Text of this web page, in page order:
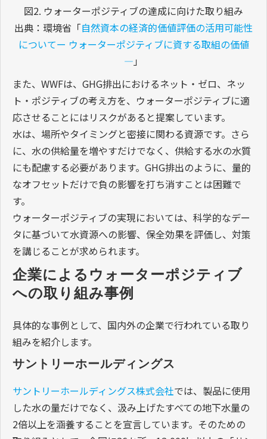
図2. ウォーターポジティブの達成に向けた取り組み
出典：環境省「自然資本の経済的価値評価の活用可能性
についてー ウォーターポジティブに資する取組の価値
― 」
また、WWFは、GHG排出におけるネット・ゼロ、ネッ
ト・ポジティブの考え方を、ウォーターポジティブに適
応させることにはリスクがあると提案しています。
水は、場所やタイミングと密接に関わる資源です。さら
に、水の供給量を増やすだけでなく、供給する水の水質
にも配慮する必要があります。GHG排出のように、量的
なオフセットだけで負の影響を打ち消すことは困難で
す。
ウォーターポジティブの実現においては、科学的なデー
タに基づいて水資源への影響、保全効果を評価し、対策
を講じることが求められます。
企業によるウォーターポジティブ
への取り組み事例
具体的な事例として、国内外の企業で行われている取り
組みを紹介します。
サントリーホールディングス
サントリーホールディングス株式会社では、製品に使用
した水の量だけでなく、汲み上げたすべての地下水量の
2倍以上を涵養することを宣言しています。そのための